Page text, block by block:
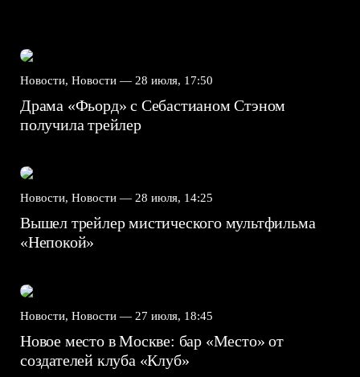
Новости, Новости — 28 июля, 17:50
Драма «Фьорд» с Себастианом Стэном
получила трейлер
Новости, Новости — 28 июля, 14:25
Вышел трейлер мистического мультфильма
«Непокой»
Новости, Новости — 27 июля, 18:45
Новое место в Москве: бар «Место» от
создателей клуба «Клуб»